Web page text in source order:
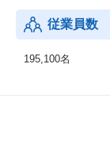
従業員数
195,100名